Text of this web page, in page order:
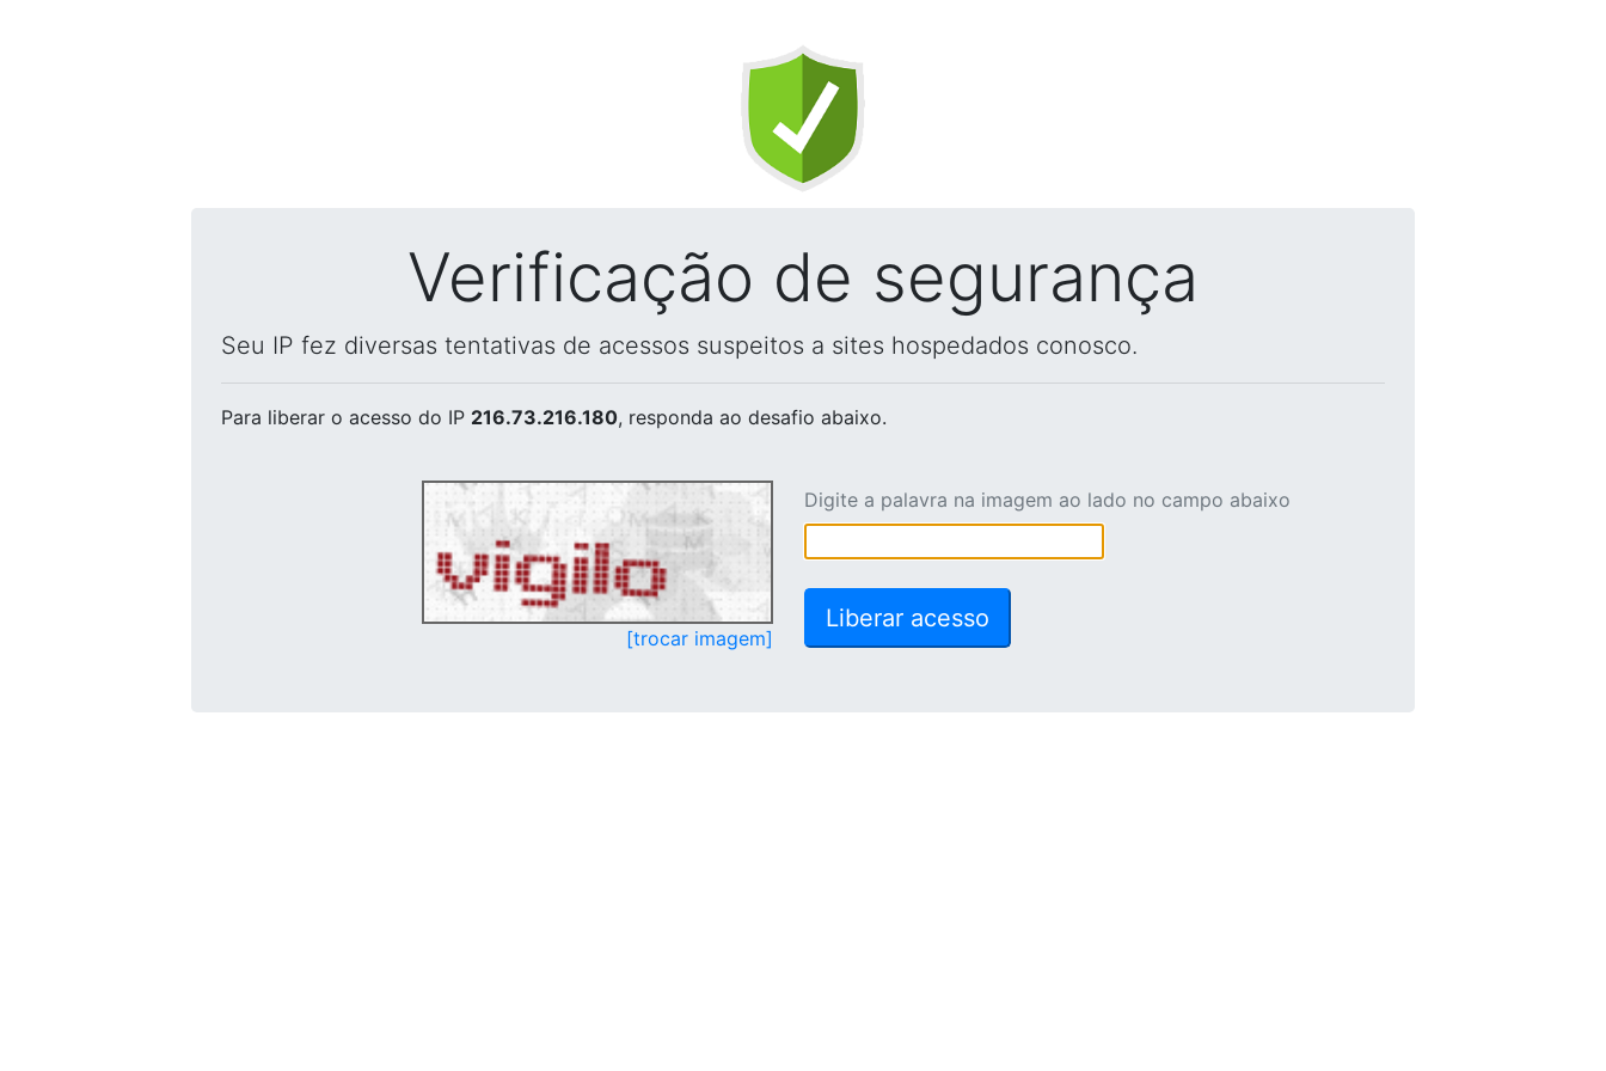
Verificação de segurança
Seu IP fez diversas tentativas de acessos suspeitos a sites hospedados conosco.
Para liberar o acesso do IP 216.73.216.180, responda ao desafio abaixo.
[trocar imagem]
Digite a palavra na imagem ao lado no campo abaixo